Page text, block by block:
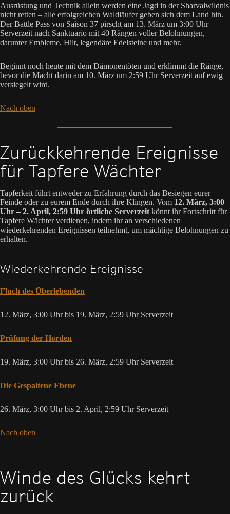
Ausrüstung und Technik allein werden eine Jagd in der Sharvalwildnis
nicht retten – alle erfolgreichen Waldläufer geben sich dem Land hin.
Der Battle Pass von Saison 37 pirscht am 13. März um 3:00 Uhr
Serverzeit nach Sanktuario mit 40 Rängen voller Belohnungen,
darunter Embleme, Hilt, legendäre Edelsteine und mehr.
Beginnt noch heute mit dem Dämonentöten und erklimmt die Ränge,
bevor die Macht darin am 10. März um 2:59 Uhr Serverzeit auf ewig
versiegelt wird.
Nach oben
Zurückkehrende Ereignisse
für Tapfere Wächter
Tapferkeit führt entweder zu Erfahrung durch das Besiegen eurer
Feinde oder zu eurem Ende durch ihre Klingen. Vom 12. März, 3:00
Uhr – 2. April, 2:59 Uhr örtliche Serverzeitkönnt ihr Fortschritt für
Tapfere Wächter verdienen, indem ihr an verschiedenen
wiederkehrenden Ereignissen teilnehmt, um mächtige Belohnungen zu
erhalten.
Wiederkehrende Ereignisse
Fluch des Überlebenden
12. März, 3:00 Uhr bis 19. März, 2:59 Uhr Serverzeit
Prüfung der Horden
19. März, 3:00 Uhr bis 26. März, 2:59 Uhr Serverzeit
Die Gespaltene Ebene
26. März, 3:00 Uhr bis 2. April, 2:59 Uhr Serverzeit
Nach oben
Winde des Glücks kehrt
zurück